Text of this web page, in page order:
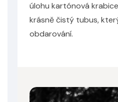
úlohu kartónová
krásně čistý tubus,
obdarování.